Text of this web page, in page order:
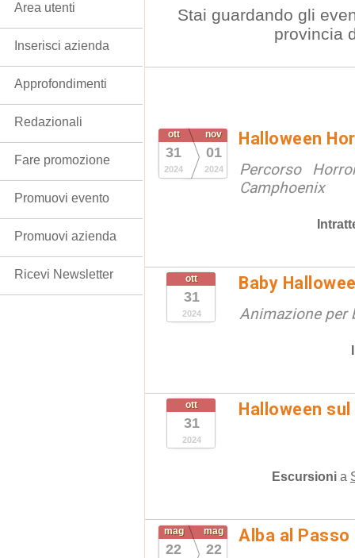
Stai guardando gli
provincia
ott
31
2024
nov
01
2024
Halloween
Percorso
Camphoenix
ott
31
2024
Baby
Animazione per
ott
31
2024
Halloween
Escursioni a
mag
22
mag
22
Alba al Passo
Area utenti
Inserisci azienda
Approfondimenti
Redazionali
Fare promozione
Promuovi evento
Promuovi azienda
Ricevi Newsletter